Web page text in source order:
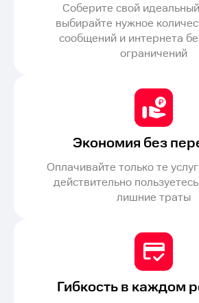
Соберите свой
выбирайте нужное
сообщений и интернета
ограничений
Экономия без
Оплачивайте только те
действительно
лишние траты
Гибкость в каждом